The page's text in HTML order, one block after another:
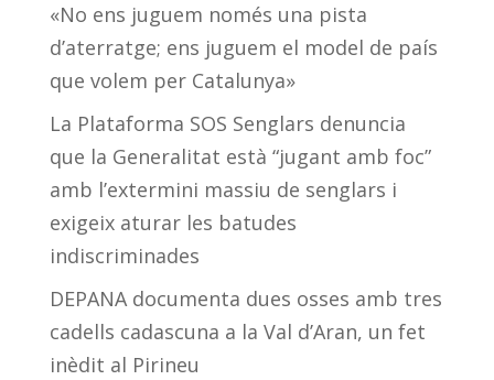
«No ens juguem només una pista
d’aterratge; ens juguem el model de país
que volem per Catalunya»
La Plataforma SOS Senglars denuncia
que la Generalitat està “jugant amb foc”
amb l’extermini massiu de senglars i
exigeix aturar les batudes
indiscriminades
DEPANA documenta dues osses amb tres
cadells cadascuna a la Val d’Aran, un fet
inèdit al Pirineu